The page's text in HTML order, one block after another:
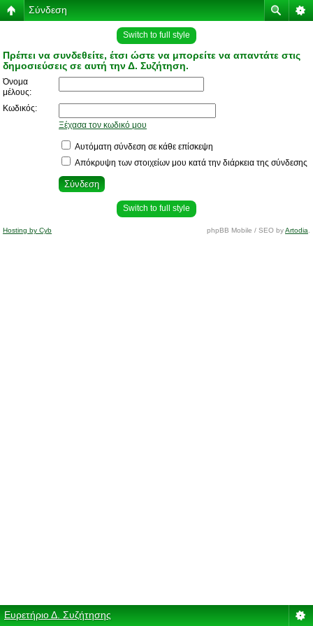
Σύνδεση
Switch to full style
Πρέπει να συνδεθείτε, έτσι ώστε να μπορείτε να απαντάτε στις
δημοσιεύσεις σε αυτή την Δ. Συζήτηση.
Όνομα
μέλους:
Κωδικός:
Ξέχασα τον κωδικό μου
Αυτόματη σύνδεση σε κάθε επίσκεψη
Απόκρυψη των στοιχείων μου κατά την διάρκεια της σύνδεσης
Switch to full style
Hosting by Cyb phpBB Mobile / SEO byArtodia
Ευρετήριο Δ. Συζήτησης